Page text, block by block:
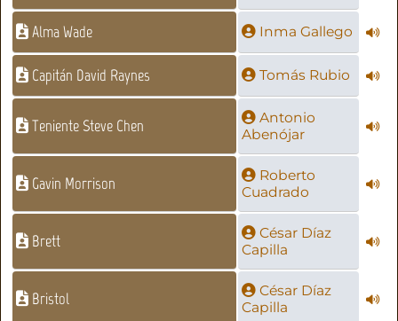
Alma Wade Inma Gallego
Capitán David Raynes Tomás Rubio
Teniente Steve Chen
Antonio
Abenójar
Gavin Morrison
Roberto
Cuadrado
Brett
César Díaz
Capilla
Bristol
César Díaz
Capilla